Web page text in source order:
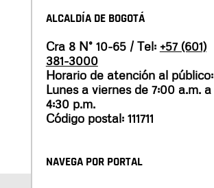
ALCALDÍA DE BOGOTÁ
Cra 8 N° 10-65 / Tel: +57 (601)
381-3000
Horario de atención al público:
Lunes a viernes de 7:00 a.m. a
4:30 p.m.
Código postal: 111711
NAVEGA POR PORTAL